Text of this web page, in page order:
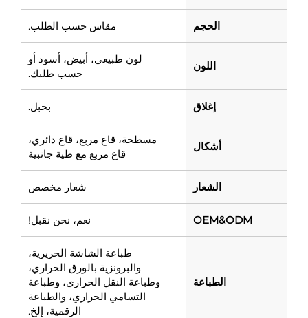
الحجم مقاس حسب الطلب.
اللون
لون طبيعي، أبيض، أسود أو
حسب طلبك.
إغلاق بحبل.
أشكال
مسطحة، قاع مربع، قاع دائري،
قاع مربع مع طية جانبية
الشعار شعار مخصص
OEM&ODM نعم، نحن نقبل!
الطباعة
طباعة الشاشة الحريرية،
والبرونزية بالورق الحراري،
وطباعة النقل الحراري، وطباعة
التسامي الحراري، والطباعة
الرقمية، إلخ.